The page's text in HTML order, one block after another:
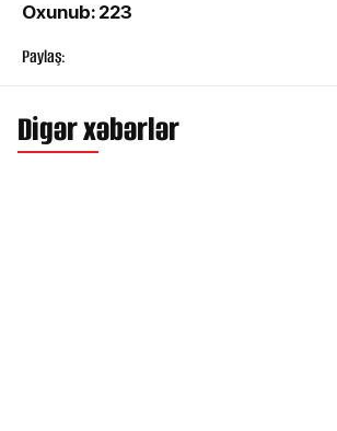
Oxunub: 223
Paylaş:
Digər xəbərlər